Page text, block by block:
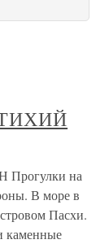
на
В море в
Пасхи.
каменные